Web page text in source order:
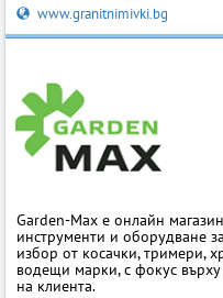
www.granitnimivki.bg
Garden-Max е онлайн
инструменти и оборудване
избор от косачки, тримери,
водещи марки, с фокус
на клиента.